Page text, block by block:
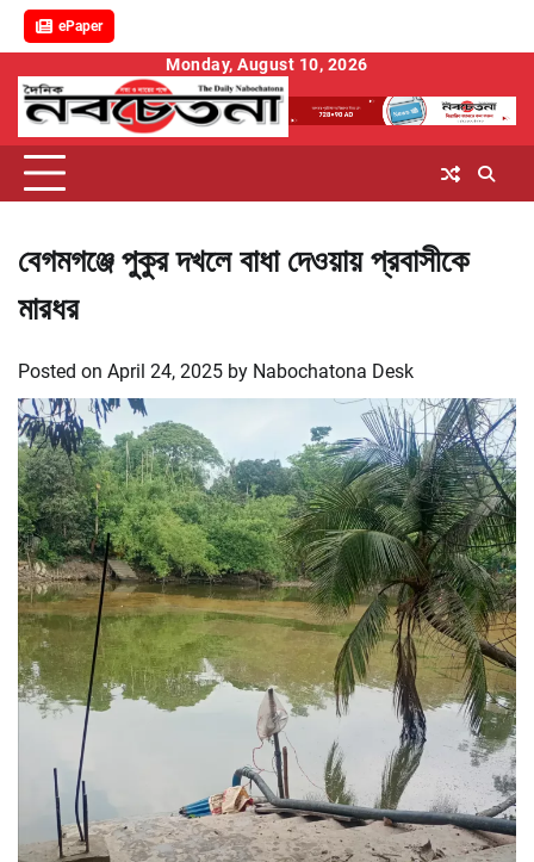
ePaper
content
Monday, August 10, 2026
বেগমগঞ্জে পুকুর দখলে বাধা দেওয়ায় প্রবাসীকে
মারধর
Posted on April 24, 2025 by Nabochatona Desk